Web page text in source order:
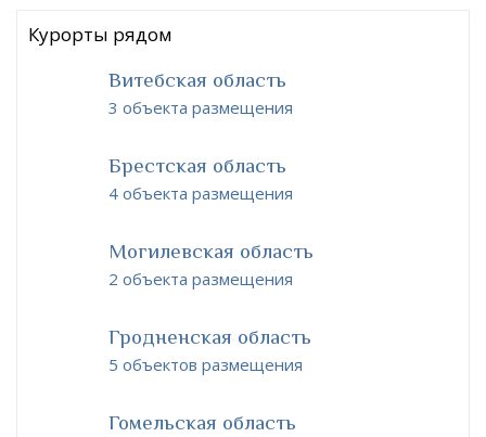
Курорты рядом
Витебская область
3 объекта размещения
Брестская область
4 объекта размещения
Могилевская область
2 объекта размещения
Гродненская область
5 объектов размещения
Гомельская область